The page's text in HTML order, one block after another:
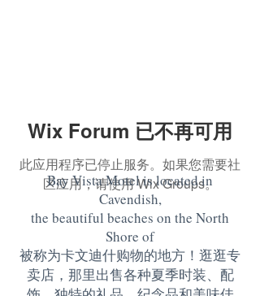
Wix Forum 已不再可用
此应用程序已停止服务。如果您需要社
区应用，请使用 Wix Groups。
Bay Vista Motel is located in
Cavendish,
the beautiful beaches on the North
Shore of
被称为卡文迪什购物的地方！逛逛专
卖店，那里出售各种夏季时装、配